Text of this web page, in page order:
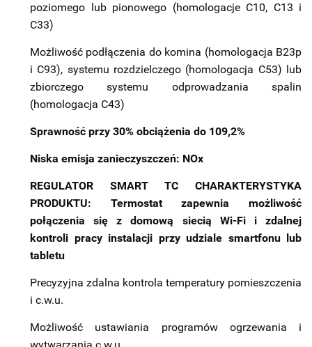
poziomego lub pionowego (homologacje C10, C13 i
C33)
Możliwość podłączenia do komina (homologacja B23p
i C93), systemu rozdzielczego (homologacja C53) lub
zbiorczego systemu odprowadzania spalin
(homologacja C43)
Sprawność przy 30% obciążenia do 109,2%
Niska emisja zanieczyszczeń: NOx​
REGULATOR SMART TC
CHARAKTERYSTYKA
PRODUKTU: Termostat zapewnia możliwość
połączenia się z domową siecią Wi-Fi i zdalnej
kontroli pracy instalacji przy udziale smartfonu lub
tabletu
Precyzyjna zdalna kontrola temperatury pomieszczenia
i c.w.u.
Możliwość ustawiania programów ogrzewania i